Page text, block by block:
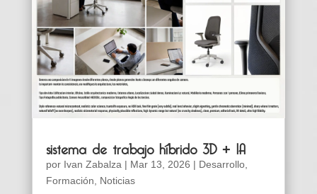
sistema de trabajo híbrido 3D + IA
por Ivan Zabalza | Mar 13, 2026 | Desarrollo,
Formación
Noticias